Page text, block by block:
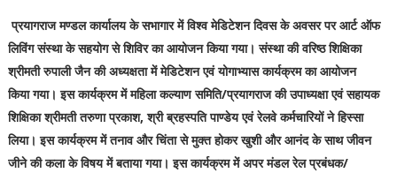
प्रयागराज मण्डल कार्यालय के सभागार में विश्व मेडिटेशन दिवस के अवसर पर आर्ट ऑफ
लिविंग संस्था के सहयोग से शिविर का आयोजन किया गया। संस्था की वरिष्ठ शिक्षिका
श्रीमती रुपाली जैन की अध्यक्षता में मेडिटेशन एवं योगाभ्यास कार्यक्रम का आयोजन
किया गया। इस कार्यक्रम में महिला कल्याण समिति/प्रयागराज की उपाध्यक्षा एवं सहायक
शिक्षिका श्रीमती तरुणा प्रकाश, श्री ब्रहस्पति पाण्डेय एवं रेलवे कर्मचारियों ने हिस्सा
लिया। इस कार्यक्रम में तनाव और चिंता से मुक्त होकर खुशी और आनंद के साथ जीवन
जीने की कला के विषय में बताया गया। इस कार्यक्रम में अपर मंडल रेल प्रबंधक/